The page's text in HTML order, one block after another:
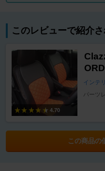
このレビューで紹介
4.70
インテ
パーツ
この商品の